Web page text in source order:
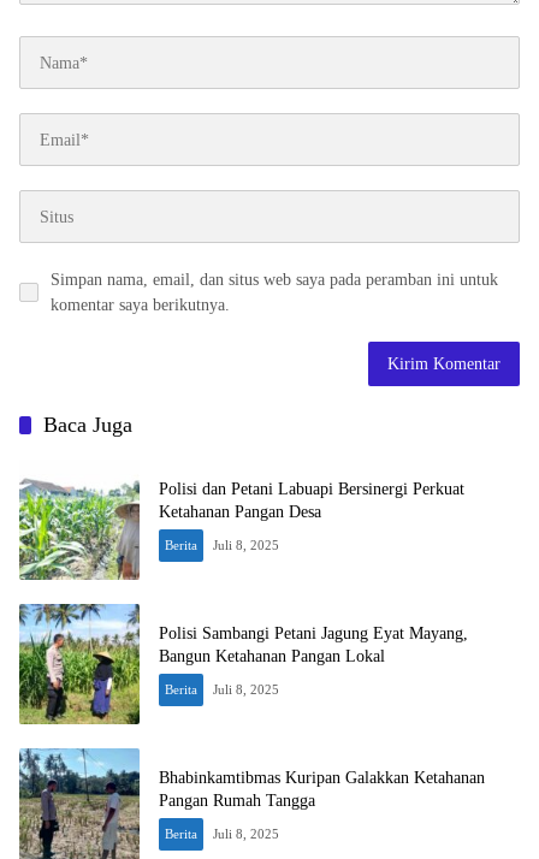
Simpan nama, email, dan situs web saya pada peramban ini untuk
komentar saya berikutnya.
Baca Juga
Polisi dan Petani Labuapi Bersinergi Perkuat
Ketahanan Pangan Desa
Berita Juli 8, 2025
Polisi Sambangi Petani Jagung Eyat Mayang,
Bangun Ketahanan Pangan Lokal
Berita Juli 8, 2025
Bhabinkamtibmas Kuripan Galakkan Ketahanan
Pangan Rumah Tangga
Berita Juli 8, 2025